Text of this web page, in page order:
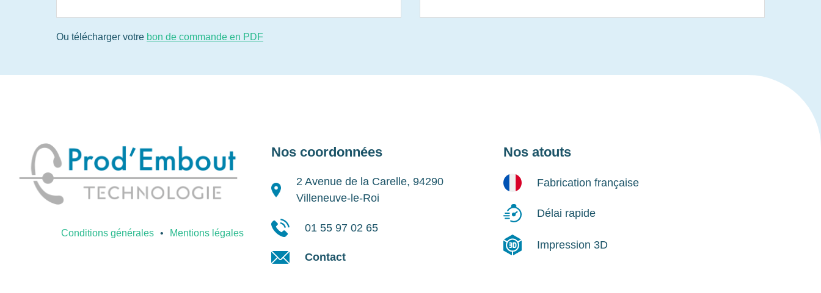
Ou télécharger votre bon de commande en PDF
Conditions générales Mentions légales
Nos coordonnées
2 Avenue de la Carelle, 94290
Villeneuve-le-Roi
01 55 97 02 65
Contact
Nos atouts
Fabrication française
Délai rapide
Impression 3D